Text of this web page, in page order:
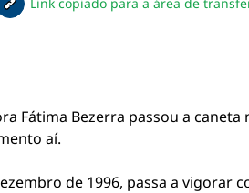
facebook
no twitter
pelo email
Copiar link da notícia
Fátima Bezerra passou a
aí.
de 1996, passa a vigorar